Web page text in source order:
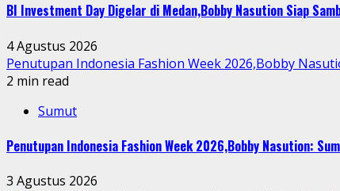
BI Investment Day Digelar di Medan,Bobby Nasution Siap
4 Agustus 2026
Penutupan Indonesia Fashion Week 2026,Bobby
2 min read
Sumut
Penutupan Indonesia Fashion Week 2026,Bobby Nasution:
3 Agustus 2026